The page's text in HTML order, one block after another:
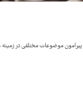
گزارش فعالیت های مجتمع پیرامون